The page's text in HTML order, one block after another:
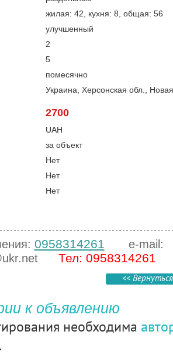
жилая: 42, кухня: 8, общая: 56
улучшенный
2
5
помесячно
Украина, Херсонская обл.,
2700
UAH
за объект
Нет
Нет
Нет
0958314261
e-mail:
Тел: 0958314261
<<
к объявлению
необходима
.